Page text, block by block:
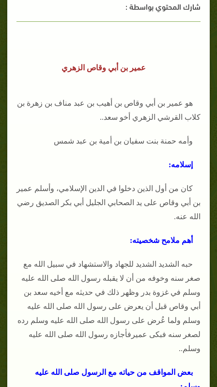
شارك المحتوي بواسطة :
عمير بن أبي وقاص الزهري
هو عمير بن أبي وقاص بن أهيب بن عبد مناف بن زهرة بن
كلاب القرشي الزهري أخو سعد..
وأمه حمنة بنت سفيان بن أمية بن عبد شمس
إسلامه:
كان من أول الذين دخلوا في الدين الإسلامي، وأسلم عمير
بن أبي وقاص على يد الصحابي الجليل أبي بكر الصديق رضي
الله عنه.
أهم ملامح شخصيته:
حبه الشديد الشديد للجهاد والاستشهاد في سبيل الله مع
صغر سنه وخوفه من أن لا يقبله رسول الله صلى الله عليه
وسلم في غزوة بدر وظهر ذلك في حديثه مع أخيه سعد بن
أبي وقاص قبل أن يعرض على رسول الله صلى الله عليه
وسلم ولما عُرض على رسول الله صلى الله عليه وسلم رده
لصغر سنه فبكى عميرفأجازه رسول الله صلى الله عليه
وسلم..
بعض المواقف من حياته مع الرسول صلى الله عليه